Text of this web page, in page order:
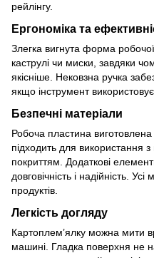
рейлінгу.
Ергономіка та
Злегка вигнута форма
каструлі чи миски, завдяки
якісніше. Нековзна ручка
якщо інструмент
Безпечні матеріали
Робоча пластина
підходить для використання
покриттям. Додаткові
довговічність і надійність.
продуктів.
Легкість догляду
Картоплем’ялку можна мити
машині. Гладка поверхня не